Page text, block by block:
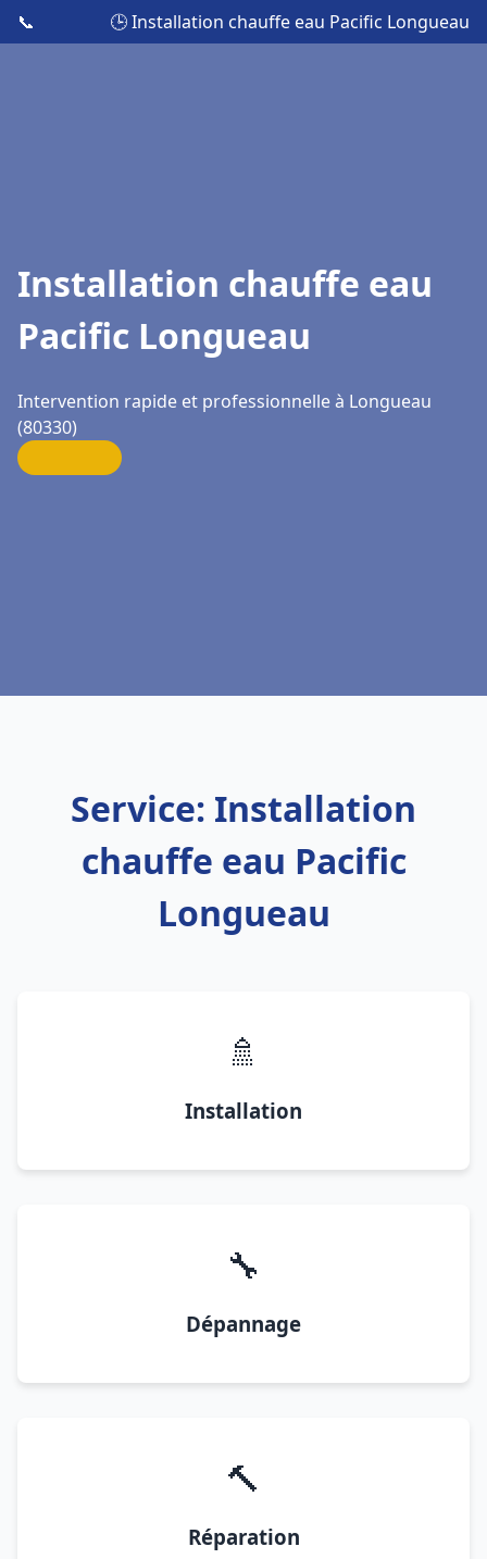
📞 🕒 Installation chauffe eau Pacific Longueau
Installation chauffe eau
Pacific Longueau
Intervention rapide et professionnelle à Longueau
(80330)
Service: Installation
chauffe eau Pacific
Longueau
🚿
Installation
🔧
Dépannage
🔨
Réparation